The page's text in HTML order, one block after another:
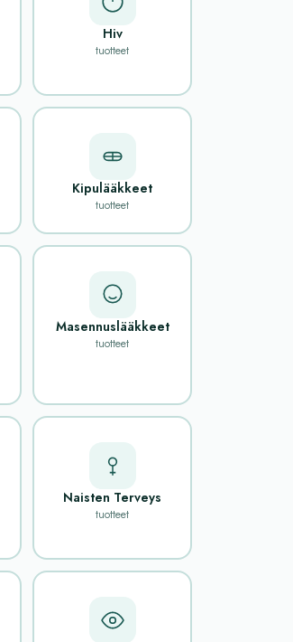
Hiv
tuotteet
Kipulääkkeet
tuotteet
Masennuslääkkeet
tuotteet
Naisten Terveys
tuotteet